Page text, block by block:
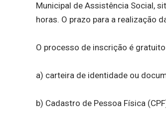
Municipal de Assistência Social,
horas. O prazo para a realização
O processo de inscrição é
a) carteira de identidade ou
b) Cadastro de Pessoa Física